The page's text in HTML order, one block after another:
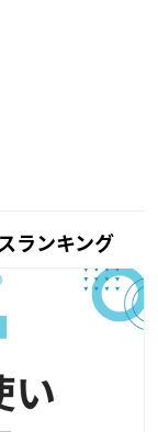
ランキング